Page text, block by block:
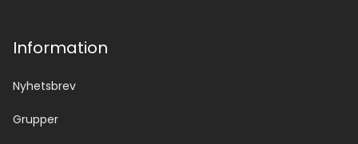
Information
Nyhetsbrev
Grupper